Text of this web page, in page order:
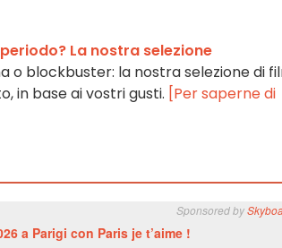
La nostra selezione
o blockbuster: la nostra selezione di
in base ai vostri gusti. [Per saperne di